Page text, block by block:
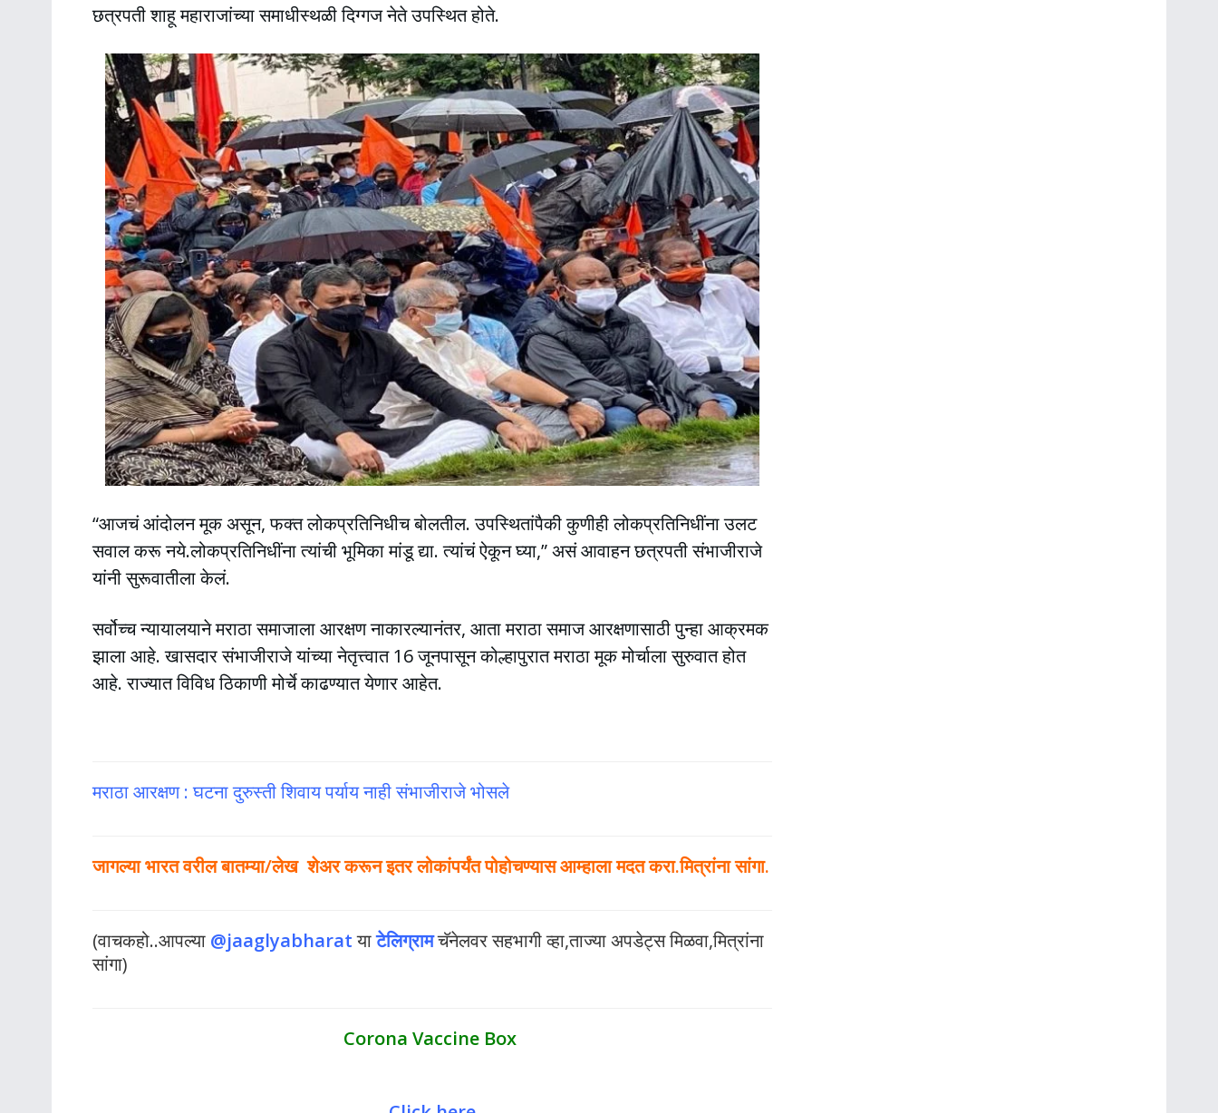
छत्रपती शाहू महाराजांच्या समाधीस्थळी दिग्गज नेते उपस्थित होते.
“आजचं आंदोलन मूक असून, फक्त लोकप्रतिनिधीच बोलतील. उपस्थितांपैकी कुणीही लोकप्रतिनिधींना उलट
सवाल करू नये.लोकप्रतिनिधींना त्यांची भूमिका मांडू द्या. त्यांचं ऐकून घ्या,” असं आवाहन छत्रपती संभाजीराजे
यांनी सुरूवातीला केलं.
सर्वोच्च न्यायालयाने मराठा समाजाला आरक्षण नाकारल्यानंतर, आता मराठा समाज आरक्षणासाठी पुन्हा आक्रमक
झाला आहे. खासदार संभाजीराजे यांच्या नेतृत्त्वात 16 जूनपासून कोल्हापुरात मराठा मूक मोर्चाला सुरुवात होत
आहे. राज्यात विविध ठिकाणी मोर्चे काढण्यात येणार आहेत.
मराठा आरक्षण : घटना दुरुस्ती शिवाय पर्याय नाही संभाजीराजे भोसले
जागल्या भारत वरील बातम्या/लेख शेअर करून इतर लोकांपर्यंत पोहोचण्यास आम्हाला मदत करा.मित्रांना सांगा.
(वाचकहो..आपल्या @jaaglyabharat याटेलिग्रामचॅनेलवर सहभागी व्हा,ताज्या अपडेट्स मिळवा,मित्रांना
सांगा)
Corona Vaccine Box